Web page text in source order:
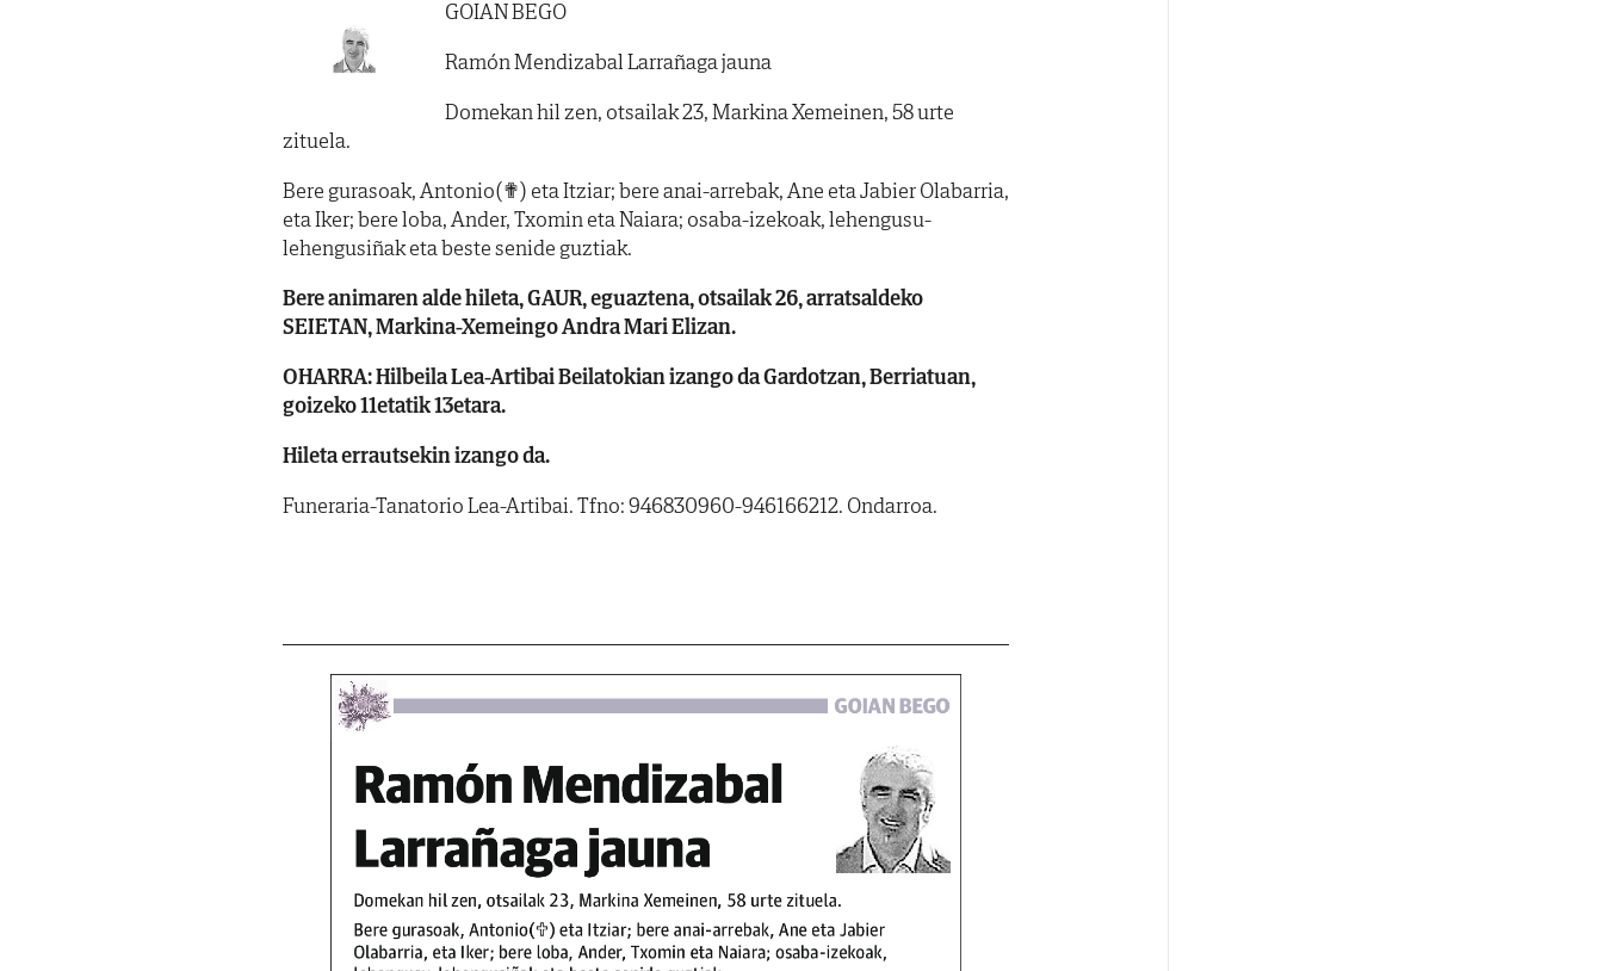
GOIAN BEGO
Ramón Mendizabal Larrañaga jauna
Domekan hil zen, otsailak 23, Markina Xemeinen, 58 urte
zituela.
Bere gurasoak, Antonio(✟) eta Itziar; bere anai-arrebak, Ane eta Jabier Olabarria,
eta Iker; bere loba, Ander, Txomin eta Naiara; osaba-izekoak, lehengusu-
lehengusiñak eta beste senide guztiak.
Bere animaren alde hileta, GAUR, eguaztena, otsailak 26, arratsaldeko
SEIETAN, Markina-Xemeingo Andra Mari Elizan.
OHARRA: Hilbeila Lea-Artibai Beilatokian izango da Gardotzan, Berriatuan,
goizeko 11etatik 13etara.
Hileta errautsekin izango da.
Funeraria-Tanatorio Lea-Artibai. Tfno: 946830960-946166212. Ondarroa.